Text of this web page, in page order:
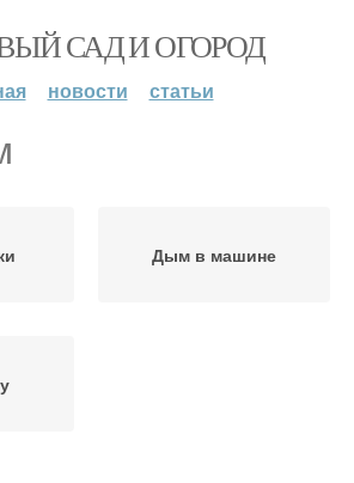
САД И ОГОРОД
новости статьи
Дым в машине